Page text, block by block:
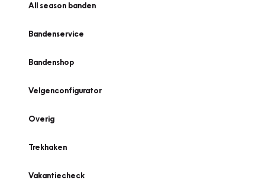
All season banden
Bandenservice
Bandenshop
Velgenconfigurator
Overig
Trekhaken
Vakantiecheck